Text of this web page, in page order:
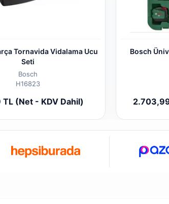
Tornavida Vidalama Ucu
Seti
Bosch
H16823
(Net - KDV Dahil)
Bosch